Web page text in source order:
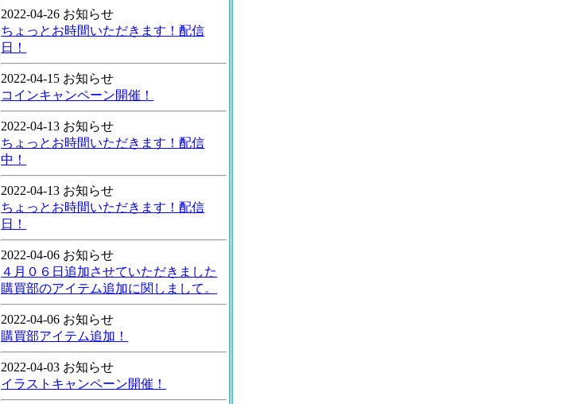
2022-04-26 お知らせ
ちょっとお時間いただきます！配信
日！
2022-04-15 お知らせ
コインキャンペーン開催！
2022-04-13 お知らせ
ちょっとお時間いただきます！配信
中！
2022-04-13 お知らせ
ちょっとお時間いただきます！配信
日！
2022-04-06 お知らせ
４月０６日追加させていただきました
購買部のアイテム追加に関しまして。
2022-04-06 お知らせ
購買部アイテム追加！
2022-04-03 お知らせ
イラストキャンペーン開催！